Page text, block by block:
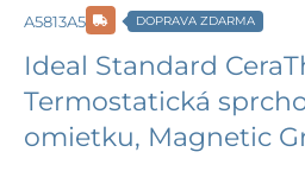
A5813A5 DOPRAVA ZDARMA
Ideal Standard
Termostatická
omietku, Magnetic